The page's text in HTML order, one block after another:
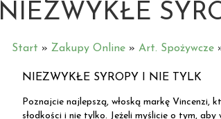
NIEZWYKŁE
Start » Zakupy Online » Art. Spożywcze
NIEZWYKŁE SYROPY I NIE TYLK
Poznajcie najlepszą, włoską markę Vincenzi,
słodkości i nie tylko. Jeżeli myślicie o tym,